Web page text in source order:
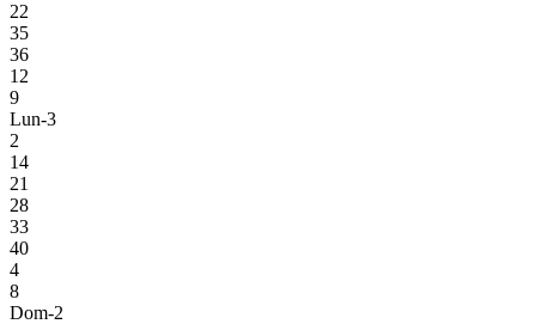
22
35
36
12
9
Lun-3
2
14
21
28
33
40
4
8
Dom-2